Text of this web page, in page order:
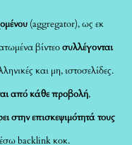
(aggregator), ως εκ
βίντεοσυλλέγονται
και μη, ιστοσελίδες.
από κάθε προβολή,
στην επισκεψιμότητά τους
backlink κοκ.